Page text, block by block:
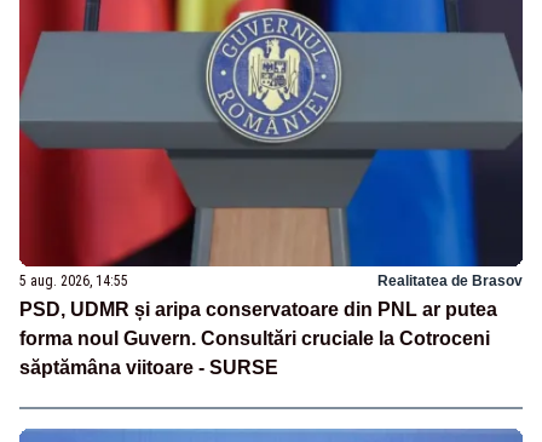
5 aug. 2026, 14:55 Realitatea de Brasov
PSD, UDMR și aripa conservatoare din PNL ar putea
forma noul Guvern. Consultări cruciale la Cotroceni
săptămâna viitoare - SURSE